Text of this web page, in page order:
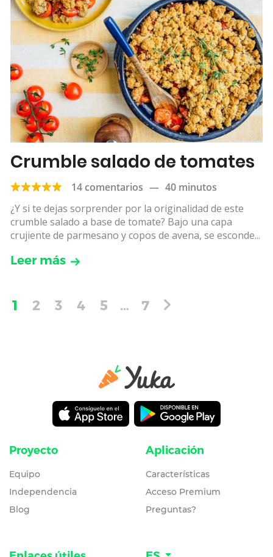
Crumble salado de tomates
14 comentarios — 40 minutos
¿Y si te dejas sorprender por la originalidad de este
crumble salado a base de tomate? Bajo una capa
crujiente de parmesano y copos de avena, se esconde...
Leer más
1 2 3 4 5 … 7
Proyecto
Equipo
Independencia
Blog
Aplicación
Características
Acceso Premium
Preguntas?